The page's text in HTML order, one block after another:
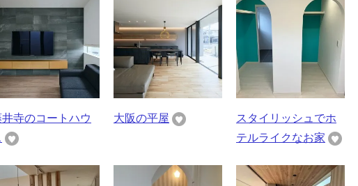
寺のコートハウ
大阪の平屋
スタイリッシュでホ
テルライクなお家